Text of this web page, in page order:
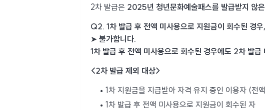
2차 발급은 2025년 청년문화예술패스를 발급받지 않
Q2. 1차 발급 후 전액 미사용으로 지원금이 회수된 경
➤ 불가합니다.
1차 발급 후 전액 미사용으로 회수된 경우에도 2차 발급
<2차 발급 제외 대상>
1차 지원금을 지급받아 자격 유지 중인 이용자 (전
1차 발급 후 전액 미사용으로 지원금이 회수된 자